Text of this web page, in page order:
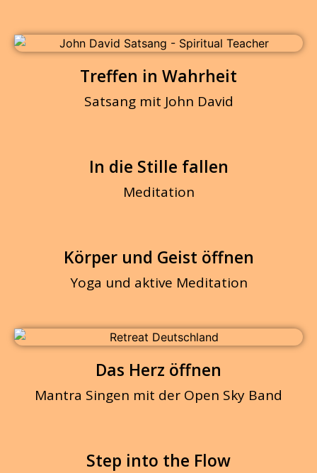
Treffen in Wahrheit
Satsang mit John David
In die Stille fallen
Meditation
Körper und Geist öffnen
Yoga und aktive Meditation
Das Herz öffnen
Mantra Singen mit der Open Sky Band
Step into the Flow